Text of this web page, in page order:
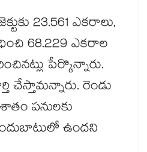
23.561 ఎకరాలు,
68.229 ఎకరాల
పేర్కొన్నారు.
చేస్తామన్నారు. రెండు
పనులకు
ఉందని